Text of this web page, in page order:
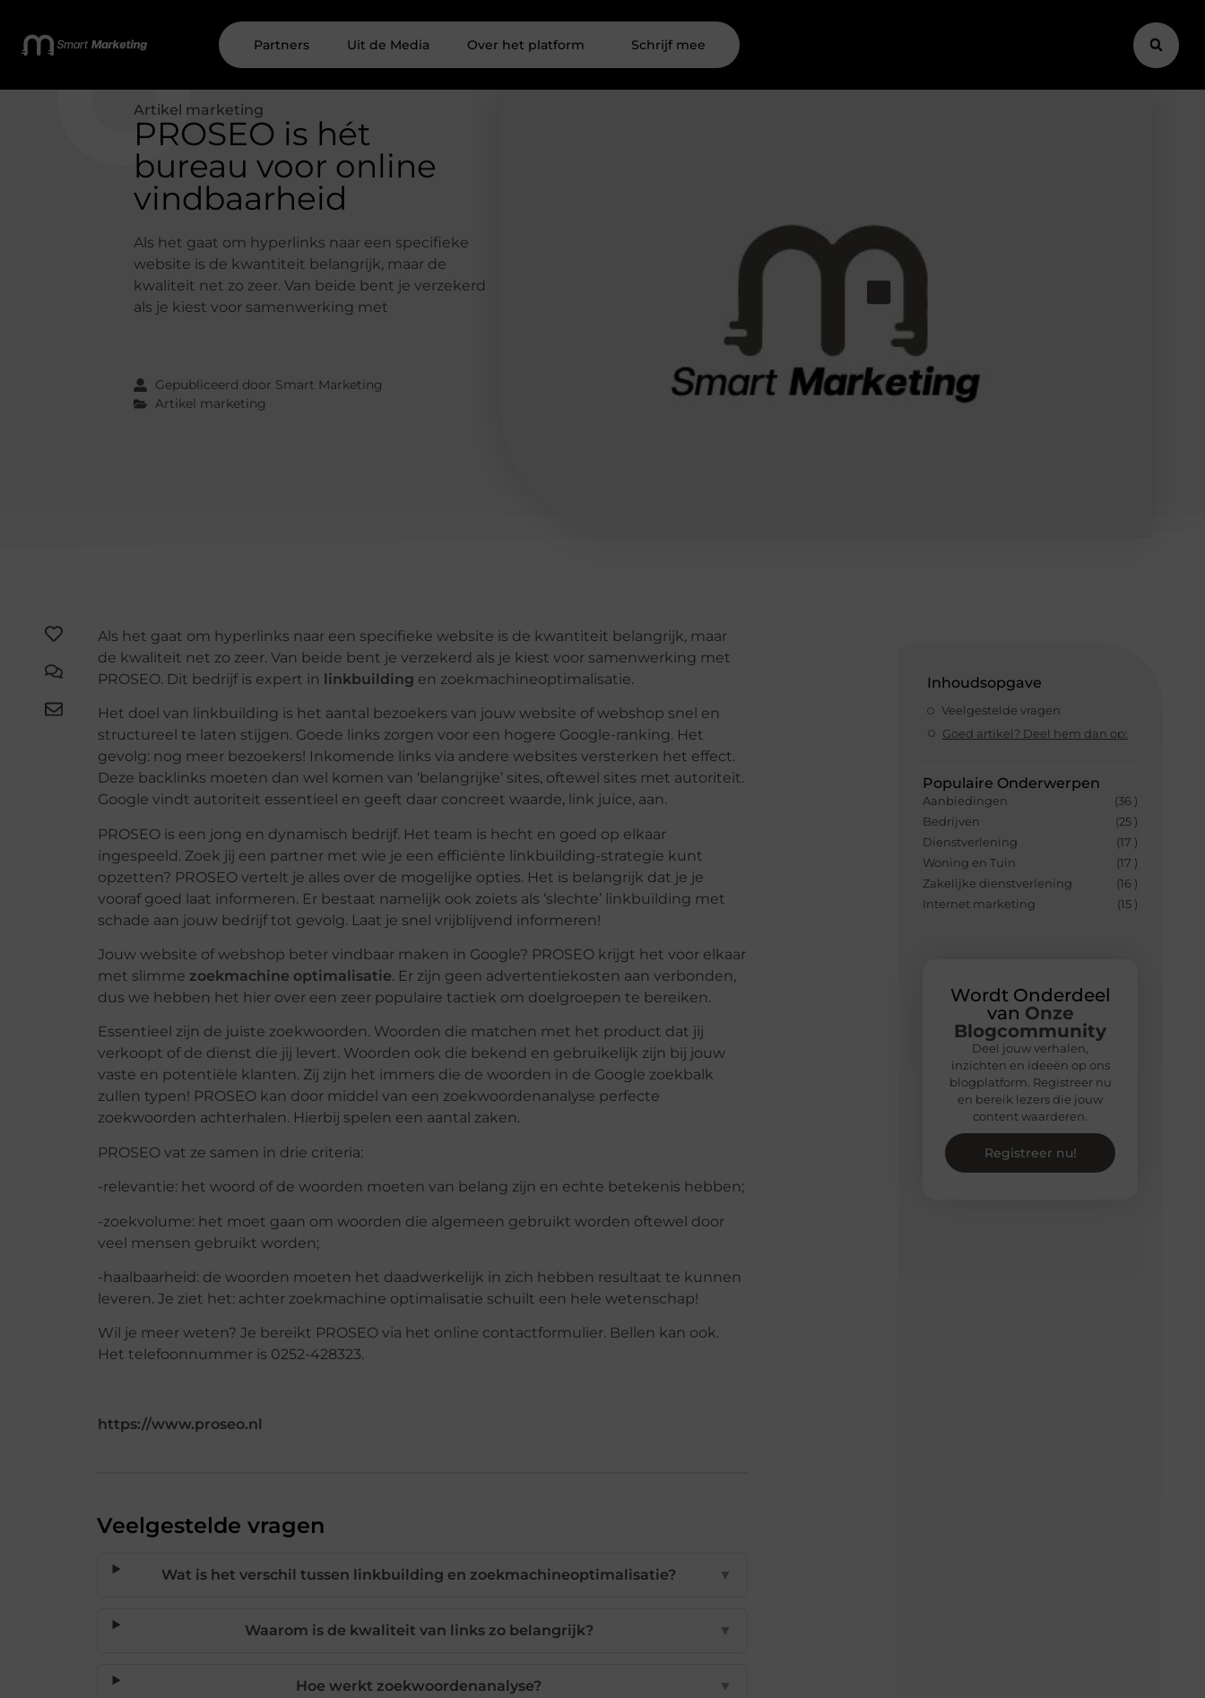
Partners Uit de Media Over het platform Schrijf mee
Artikel marketing
PROSEO is hét
bureau voor online
vindbaarheid
Als het gaat om hyperlinks naar een specifieke
website is de kwantiteit belangrijk, maar de
kwaliteit net zo zeer. Van beide bent je verzekerd
als je kiest voor samenwerking met
Gepubliceerd door Smart Marketing
Artikel marketing
Inhoudsopgave
Veelgestelde vragen
Goed artikel? Deel hem dan op:
Populaire Onderwerpen
Aanbiedingen
(36 )
Bedrijven
(25 )
Dienstverlening
(17 )
Woning en Tuin
(17 )
Zakelijke dienstverlening
(16 )
Internet marketing
(15 )
Wordt Onderdeel
van Onze
Blogcommunity
Deel jouw verhalen,
inzichten en ideeën op ons
blogplatform. Registreer nu
en bereik lezers die jouw
content waarderen.
Registreer nu!
Als het gaat om hyperlinks naar een specifieke website is de kwantiteit belangrijk, maar
de kwaliteit net zo zeer. Van beide bent je verzekerd als je kiest voor samenwerking met
PROSEO. Dit bedrijf is expert in linkbuilding en zoekmachineoptimalisatie.
Het doel van linkbuilding is het aantal bezoekers van jouw website of webshop snel en
structureel te laten stijgen. Goede links zorgen voor een hogere Google-ranking. Het
gevolg: nog meer bezoekers! Inkomende links via andere websites versterken het effect.
Deze backlinks moeten dan wel komen van ‘belangrijke’ sites, oftewel sites met autoriteit.
Google vindt autoriteit essentieel en geeft daar concreet waarde, link juice, aan.
PROSEO is een jong en dynamisch bedrijf. Het team is hecht en goed op elkaar
ingespeeld. Zoek jij een partner met wie je een efficiënte linkbuilding-strategie kunt
opzetten? PROSEO vertelt je alles over de mogelijke opties. Het is belangrijk dat je je
vooraf goed laat informeren. Er bestaat namelijk ook zoiets als ‘slechte’ linkbuilding met
schade aan jouw bedrijf tot gevolg. Laat je snel vrijblijvend informeren!
Jouw website of webshop beter vindbaar maken in Google? PROSEO krijgt het voor elkaar
met slimme zoekmachine optimalisatie. Er zijn geen advertentiekosten aan verbonden,
dus we hebben het hier over een zeer populaire tactiek om doelgroepen te bereiken.
Essentieel zijn de juiste zoekwoorden. Woorden die matchen met het product dat jij
verkoopt of de dienst die jij levert. Woorden ook die bekend en gebruikelijk zijn bij jouw
vaste en potentiële klanten. Zij zijn het immers die de woorden in de Google zoekbalk
zullen typen! PROSEO kan door middel van een zoekwoordenanalyse perfecte
zoekwoorden achterhalen. Hierbij spelen een aantal zaken.
PROSEO vat ze samen in drie criteria:
-relevantie: het woord of de woorden moeten van belang zijn en echte betekenis hebben;
-zoekvolume: het moet gaan om woorden die algemeen gebruikt worden oftewel door
veel mensen gebruikt worden;
-haalbaarheid: de woorden moeten het daadwerkelijk in zich hebben resultaat te kunnen
leveren. Je ziet het: achter zoekmachine optimalisatie schuilt een hele wetenschap!
Wil je meer weten? Je bereikt PROSEO via het online contactformulier. Bellen kan ook.
Het telefoonnummer is 0252-428323.
https://www.proseo.nl
Veelgestelde vragen
Wat is het verschil tussen linkbuilding en zoekmachineoptimalisatie? ▼
Waarom is de kwaliteit van links zo belangrijk? ▼
Hoe werkt zoekwoordenanalyse? ▼